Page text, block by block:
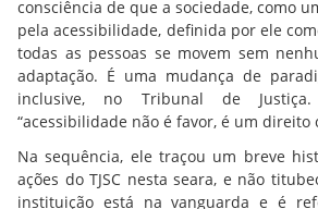
consciência de que a sociedade, como
pela acessibilidade, definida por ele
todas as pessoas se movem sem
adaptação. É uma mudança de
inclusive, no Tribunal de
“acessibilidade não é favor, é um direito
Na sequência, ele traçou um breve
ações do TJSC nesta seara, e não
instituição está na vanguarda e é